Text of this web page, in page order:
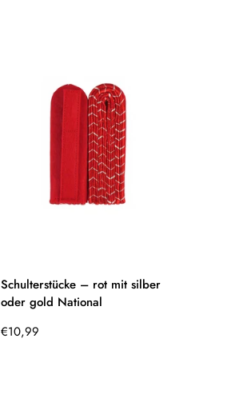
Schulterstücke – rot mit silber
oder gold National
Regulärer
€10,99